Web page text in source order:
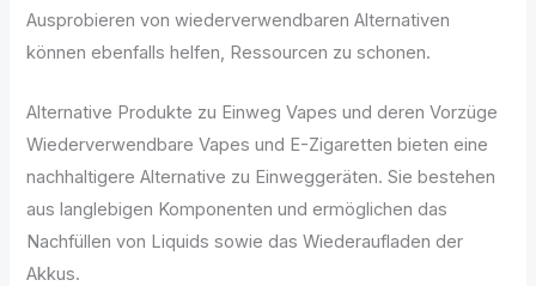
Ausprobieren von wiederverwendbaren Alternativen
können ebenfalls helfen, Ressourcen zu schonen.
Alternative Produkte zu Einweg Vapes und deren Vorzüge
Wiederverwendbare Vapes und E-Zigaretten bieten eine
nachhaltigere Alternative zu Einweggeräten. Sie bestehen
aus langlebigen Komponenten und ermöglichen das
Nachfüllen von Liquids sowie das Wiederaufladen der
Akkus.